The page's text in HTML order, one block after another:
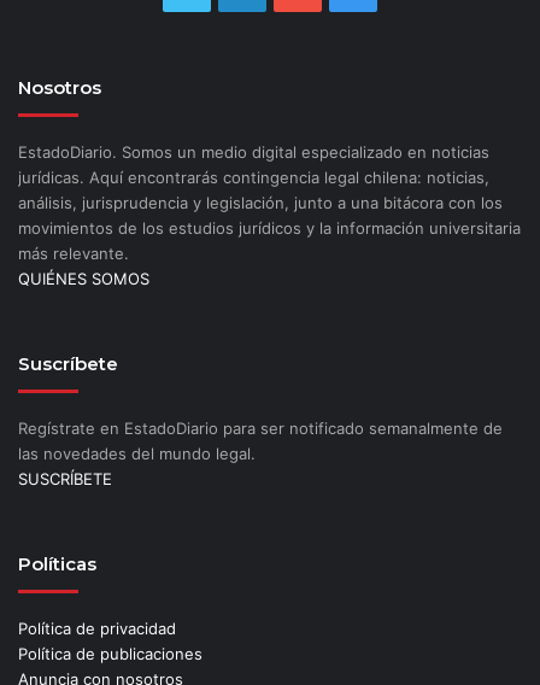
Nosotros
EstadoDiario. Somos un medio digital especializado en noticias
jurídicas. Aquí encontrarás contingencia legal chilena: noticias,
análisis, jurisprudencia y legislación, junto a una bitácora con los
movimientos de los estudios jurídicos y la información universitaria
más relevante.
QUIÉNES SOMOS
Suscríbete
Regístrate en EstadoDiario para ser notificado semanalmente de
las novedades del mundo legal.
SUSCRÍBETE
Políticas
Política de privacidad
Política de publicaciones
Anuncia con nosotros